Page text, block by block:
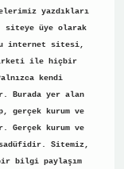
yazdıkları
siteye üye olarak
internet sitesi,
şirketi ile hiçbir
kendi
Burada yer alan
gerçek kurum ve
Gerçek kurum ve
Sitemiz,
bir bilgi paylaşım